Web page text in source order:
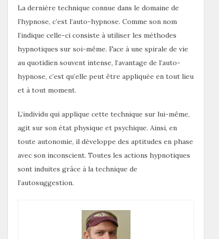
La dernière technique connue dans le domaine de
l’hypnose, c’est l’auto-hypnose. Comme son nom
l’indique celle-ci consiste à utiliser les méthodes
hypnotiques sur soi-même. Face à une spirale de vie
au quotidien souvent intense, l’avantage de l’auto-
hypnose, c’est qu’elle peut être appliquée en tout lieu
et à tout moment.
L’individu qui applique cette technique sur lui-même,
agit sur son état physique et psychique. Ainsi, en
toute autonomie, il développe des aptitudes en phase
avec son inconscient. Toutes les actions hypnotiques
sont induites grâce à la technique de
l’autosuggestion.